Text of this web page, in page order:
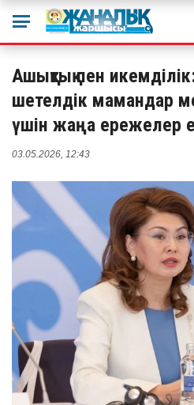
Ашықтық пен
шетелдік мамандар
үшін жаңа ережелер
03.05.2026, 12:43